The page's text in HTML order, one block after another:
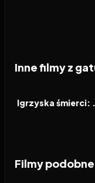
Inne filmy z
FILM Igrzyska
Filmy